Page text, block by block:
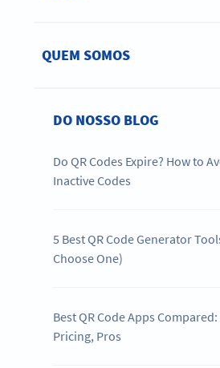
QUEM SOMOS
DO NOSSO BLOG
Do QR Codes Expire? How to
Inactive Codes
5 Best QR Code Generator
Choose One)
Best QR Code Apps
Pricing, Pros